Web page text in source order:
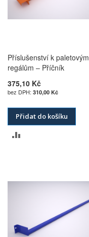
Příslušenství k paletovým
regálům – Příčník
375,10 Kč
310,00 Kč
Přidat do košíku